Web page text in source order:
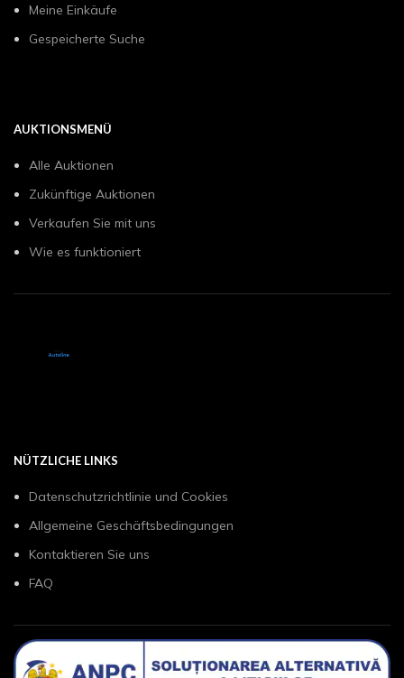
Meine Einkäufe
Gespeicherte Suche
AUKTIONSMENÜ
Alle Auktionen
Zukünftige Auktionen
Verkaufen Sie mit uns
Wie es funktioniert
NÜTZLICHE LINKS
Datenschutzrichtlinie und Cookies
Allgemeine Geschäftsbedingungen
Kontaktieren Sie uns
FAQ